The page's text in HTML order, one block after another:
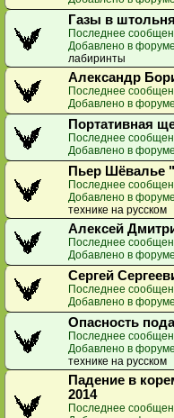
Газы в
Последнее
Добавлено в форуме
лабиринты
Александр
Последнее
Добавлено в форуме
Портативная
Последнее
Добавлено в форуме
Пьер Шёвалье
Последнее
Добавлено в форуме
технике на русском
Алексей
Последнее
Добавлено в форуме
Сергей
Последнее
Добавлено в форуме
Опасность
Последнее
Добавлено в форуме
технике на русском
Падение в
2014
Последнее